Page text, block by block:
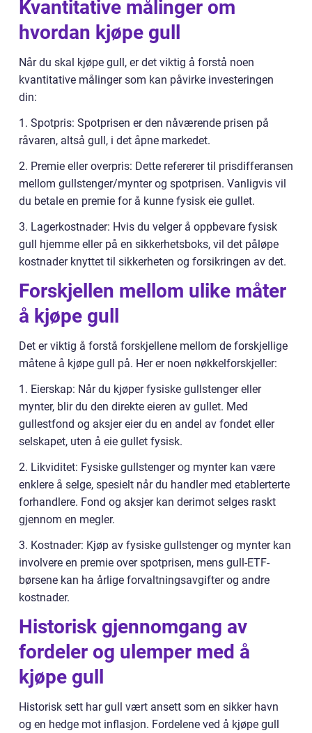
Kvantitative målinger om
hvordan kjøpe gull
Når du skal kjøpe gull, er det viktig å forstå noen
kvantitative målinger som kan påvirke investeringen
din:
1. Spotpris: Spotprisen er den nåværende prisen på
råvaren, altså gull, i det åpne markedet.
2. Premie eller overpris: Dette refererer til prisdifferansen
mellom gullstenger/mynter og spotprisen. Vanligvis vil
du betale en premie for å kunne fysisk eie gullet.
3. Lagerkostnader: Hvis du velger å oppbevare fysisk
gull hjemme eller på en sikkerhetsboks, vil det påløpe
kostnader knyttet til sikkerheten og forsikringen av det.
Forskjellen mellom ulike måter
å kjøpe gull
Det er viktig å forstå forskjellene mellom de forskjellige
måtene å kjøpe gull på. Her er noen nøkkelforskjeller:
1. Eierskap: Når du kjøper fysiske gullstenger eller
mynter, blir du den direkte eieren av gullet. Med
gullestfond og aksjer eier du en andel av fondet eller
selskapet, uten å eie gullet fysisk.
2. Likviditet: Fysiske gullstenger og mynter kan være
enklere å selge, spesielt når du handler med etablerterte
forhandlere. Fond og aksjer kan derimot selges raskt
gjennom en megler.
3. Kostnader: Kjøp av fysiske gullstenger og mynter kan
involvere en premie over spotprisen, mens gull-ETF-
børsene kan ha årlige forvaltningsavgifter og andre
kostnader.
Historisk gjennomgang av
fordeler og ulemper med å
kjøpe gull
Historisk sett har gull vært ansett som en sikker havn
og en hedge mot inflasjon. Fordelene ved å kjøpe gull